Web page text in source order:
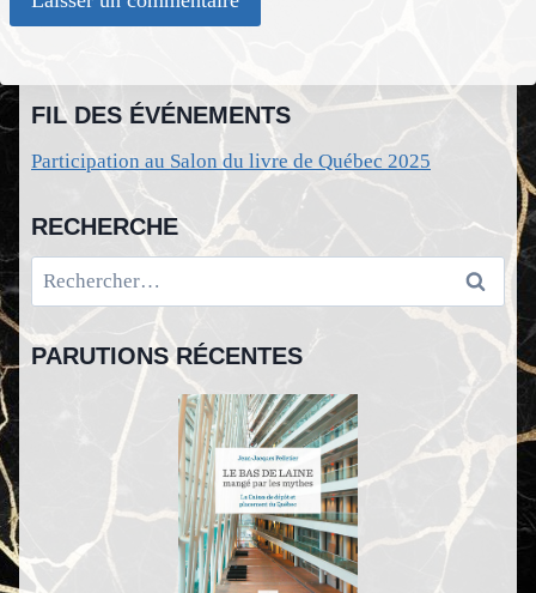
FIL DES ÉVÉNEMENTS
Participation au Salon du livre de Québec 2025
RECHERCHE
Rechercher :
PARUTIONS RÉCENTES